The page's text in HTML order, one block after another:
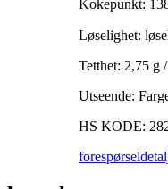
Kokepunkt:
Løselighet:
Tetthet: 2,75 g
Utseende:
HS KODE:
forespørsel